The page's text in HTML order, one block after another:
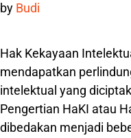
by Budi
Hak Kekayaan
mendapatkan
intelektual yang
Pengertian HaKI atau
dibedakan menjadi